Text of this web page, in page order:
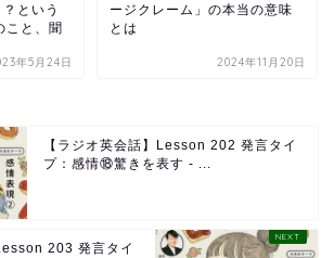
という
こと、聞
年5月24日
ージクレーム」の本当の意味
とは
2024年11月20日
【ラジオ英会話】Lesson 202 発言タイ
プ：感情⑱驚きを表す - ...
203 発言タイ